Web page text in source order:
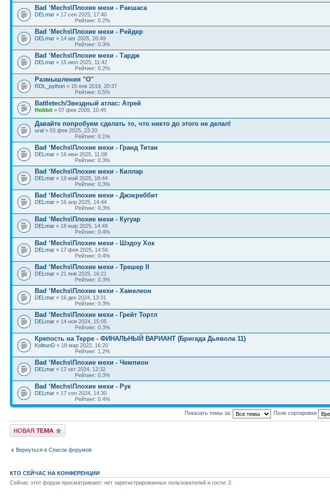
Bad ‘Mechs\Плохие мехи - Ракшаса
DELmar » 17 сен 2025, 17:40
Рейтинг: 0.2%
Bad ‘Mechs\Плохие мехи - Рейдер
DELmar » 14 авг 2025, 20:49
Рейтинг: 0.3%
Bad ‘Mechs\Плохие мехи - Тардж
DELmar » 15 июл 2025, 11:42
Рейтинг: 0.2%
Размышления "О"
RDL_python » 15 янв 2019, 20:37
Рейтинг: 0.5%
Battletech/Звездный атлас: Атрей
Hobbit » 07 фев 2009, 10:45
Давайте попробуем сделать то, что никто до этого не делал!
ural » 03 фев 2025, 23:20
Рейтинг: 0.1%
Bad ‘Mechs\Плохие мехи - Гранд Титан
DELmar » 16 июн 2025, 11:08
Рейтинг: 0.3%
Bad ‘Mechs\Плохие мехи - Киллар
DELmar » 19 май 2025, 18:44
Рейтинг: 0.3%
Bad ‘Mechs\Плохие мехи - Джэкреббит
DELmar » 16 апр 2025, 14:44
Рейтинг: 0.3%
Bad ‘Mechs\Плохие мехи - Кугуар
DELmar » 18 мар 2025, 14:49
Рейтинг: 0.4%
Bad ‘Mechs\Плохие мехи - Шэдоу Хок
DELmar » 17 фев 2025, 14:56
Рейтинг: 0.4%
Bad ‘Mechs\Плохие мехи - Трешер II
DELmar » 21 янв 2025, 16:21
Рейтинг: 0.3%
Bad ‘Mechs\Плохие мехи - Хамелеон
DELmar » 16 дек 2024, 13:31
Рейтинг: 0.3%
Bad ‘Mechs\Плохие мехи - Грейт Тортл
DELmar » 14 ноя 2024, 15:05
Рейтинг: 0.3%
Крепость на Терре - ФИНАЛЬНЫЙ ВАРИАНТ (Бригада Дьявола 11)
KolbunD » 18 мар 2022, 16:20
Рейтинг: 1.2%
Bad ‘Mechs\Плохие мехи - Чемпион
DELmar » 17 окт 2024, 12:32
Рейтинг: 0.3%
Bad ‘Mechs\Плохие мехи - Рук
DELmar » 17 сен 2024, 14:30
Рейтинг: 0.4%
Показать темы за: Поле сортировки
Новая тема
Вернуться в Список форумов
КТО СЕЙЧАС НА КОНФЕРЕНЦИИ
Сейчас этот форум просматривают: нет зарегистрированных пользователей и гости: 2